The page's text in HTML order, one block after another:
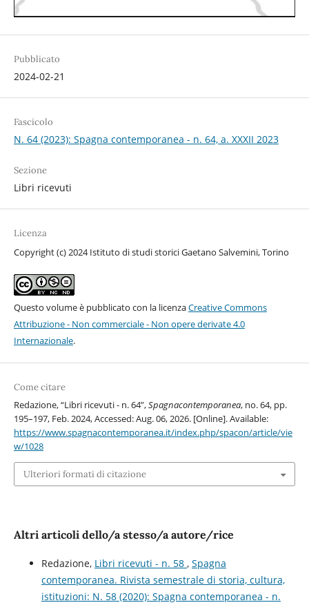
Pubblicato
2024-02-21
Fascicolo
N. 64 (2023): Spagna contemporanea - n. 64, a. XXXII 2023
Sezione
Libri ricevuti
Licenza
Copyright (c) 2024 Istituto di studi storici Gaetano Salvemini, Torino
Questo volume è pubblicato con la licenzaCreative Commons
Attribuzione - Non commerciale - Non opere derivate 4.0
Internazionale.
Come citare
Redazione, “Libri ricevuti - n. 64”,Spagnacontemporanea, no. 64, pp.
195–197, Feb. 2024, Accessed: Aug. 06, 2026. [Online]. Available:
https://www.spagnacontemporanea.it/index.php/spacon/article/vie
w/1028
Ulteriori formati di citazione
Altri articoli dello/a stesso/a autore/rice
Redazione, Libri ricevuti - n. 58 , Spagna
contemporanea. Rivista semestrale di storia, cultura,
istituzioni: N. 58 (2020): Spagna contemporanea - n.